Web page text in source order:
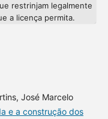
restrinjam legalmente
a licença permita.
José Marcelo
e a construção dos